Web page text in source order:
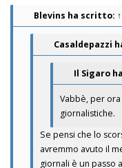
Blevins ha scritto: ↑
Casaldepazzi
Il Sigaro
Vabbè, per
giornalistiche.
Se pensi che lo
avremmo avuto il
giornali è un passo